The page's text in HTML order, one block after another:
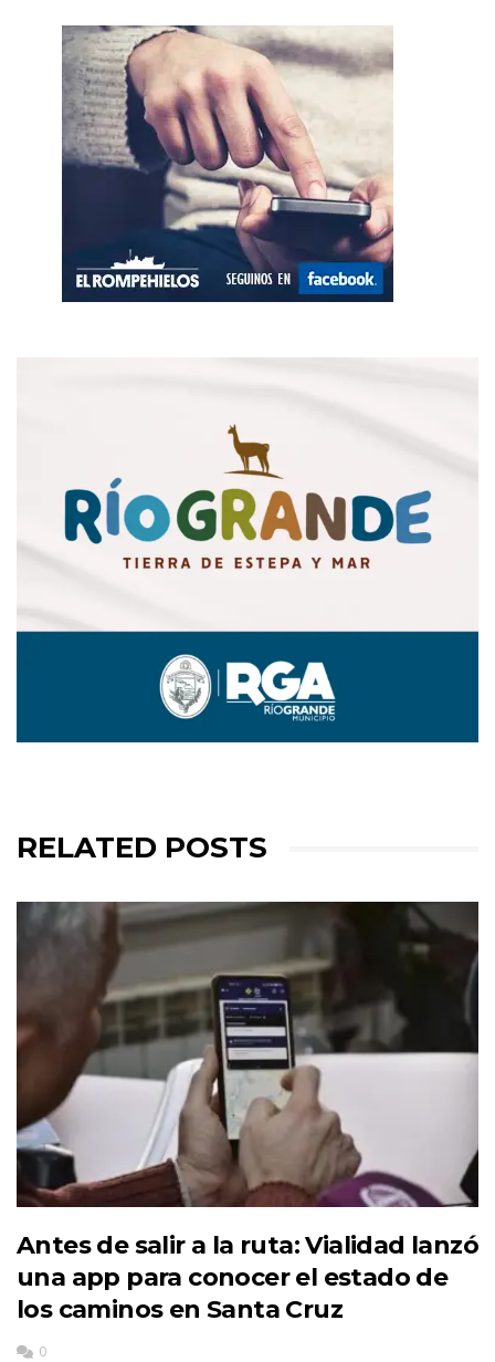
RELATED POSTS
Antes de salir a la ruta: Vialidad lanzó
una app para conocer el estado de
los caminos en Santa Cruz
0